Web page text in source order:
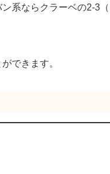
系ならクラーベの2-3
できます。